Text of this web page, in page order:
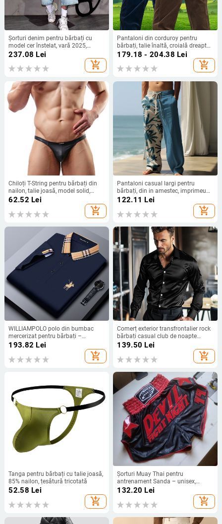
Șorturi denim pentru bărbați cu
model cer înstelat, vară 2025,
croială dreaptă lejeră, lungime până
237.08 Lei
add_shopping_cart
Pantaloni din corduroy pentru
bărbați, talie înaltă, croială dreaptă
lejeră, casual toamna-iarna
179.18 - 204.38 Lei
add_shopping_cart
Chiloți T-String pentru bărbați din
nailon, talie joasă, model solid,
căptușire 90–95% nailon
62.52 Lei
add_shopping_cart
Pantaloni casual largi pentru
bărbați, din in amestec, imprimeu
3D Hawaii, talie liberă cu curea,
122.11 Lei
add_shopping_cart
WILLIAMPOLO polo din bumbac
mercerizat pentru bărbați –
mânecă scurtă, broderie, stil
193.82 Lei
add_shopping_cart
Comerț exterior transfrontalier rock
bărbați casual club de noapte
strălucitor rever cămașă scenă dur
tip cămașă cu mânecă lungă
pentru bărbați
139.50 Lei
add_shopping_cart
Tanga pentru bărbați cu talie joasă,
85% nailon, țesătură tricotată
52.58 Lei
add_shopping_cart
Șorturi Muay Thai pentru
antrenament Sanda – unisex,
confortabile
132.20 Lei
add_shopping_cart